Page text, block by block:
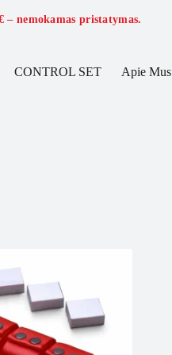
– nemokamas pristatymas.
CONTROL SET Apie Mus